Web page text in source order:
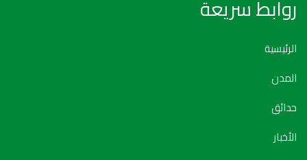
روابط سريعة
الرئيسية
المدن
حدائق
الأخبار